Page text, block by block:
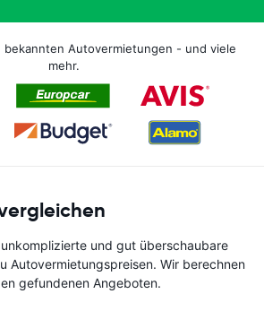
bekannten Autovermietungen - und viele
mehr.
und gut überschaubare
Autovermietungspreisen. Wir berechnen
gefundenen Angeboten.